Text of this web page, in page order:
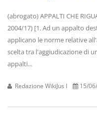
(abrogato) APPALTI CHE
2004/17) [1. Ad un appalto
applicano le norme relative
scelta tra l'aggiudicazione di
appalti...
Redazione WikiJus I 15/